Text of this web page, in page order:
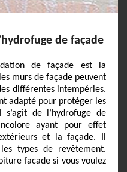
de façade
de façade est la
murs de façade peuvent
différentes intempéries.
adapté pour protéger les
de l’hydrofuge de
ayant pour effet
et la façade. Il
types de revêtement.
facade si vous voulez